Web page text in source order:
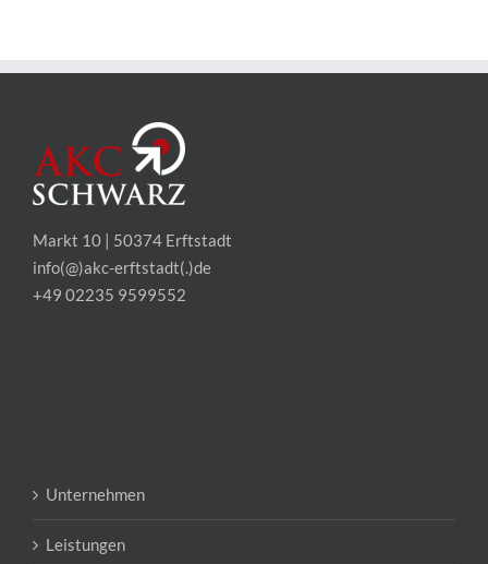
Markt 10 | 50374 Erftstadt
info(@)akc-erftstadt(.)de
+49 02235 9599552
Unternehmen
Leistungen